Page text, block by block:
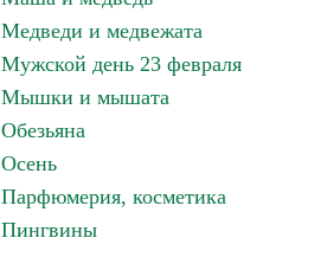
Медведи и медвежата
Мужской день 23 февраля
Мышки и мышата
Обезьяна
Осень
Парфюмерия, косметика
Пингвины